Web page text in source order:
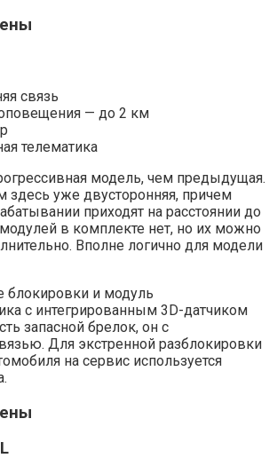
связь
— до 2 км
телематика
модель, чем предыдущая.
здесь уже двусторонняя, причем
приходят на расстоянии до
в комплекте нет, но их можно
Вполне логично для модели
блокировки и модуль
с интегрированным 3D-датчиком
запасной брелок, он с
Для экстренной разблокировки
на сервис используется